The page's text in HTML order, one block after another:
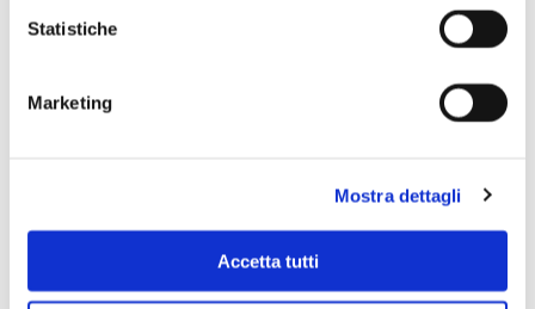
Statistiche
Marketing
Mostra dettagli
Accetta tutti